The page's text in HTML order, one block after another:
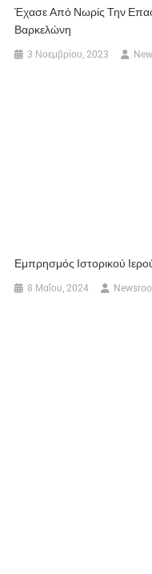
Έχασε Από Νωρίς Την
Βαρκελώνη
3 Νοεμβρίου, 2023
Εμπρησμός Ιστορικού
8 Μαΐου, 2024